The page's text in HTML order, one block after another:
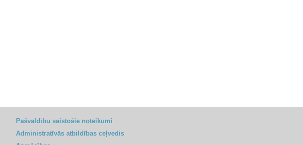
Pašvaldību saistošie noteikumi
Administratīvās atbildības ceļvedis